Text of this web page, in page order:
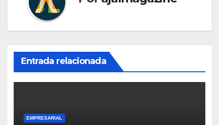
Entrada relacionada
EMPRESARIAL